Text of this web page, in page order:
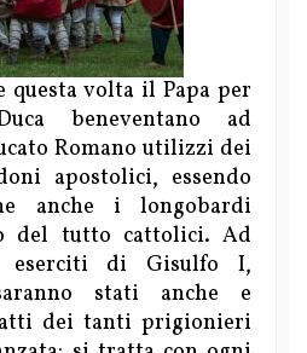
questa volta il Papa per
beneventano ad
Romano utilizzi dei
apostolici, essendo
anche i longobardi
del tutto cattolici. Ad
eserciti di Gisulfo I,
stati anche e
dei tanti prigionieri